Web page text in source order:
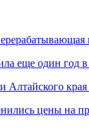
еще один год
цены на